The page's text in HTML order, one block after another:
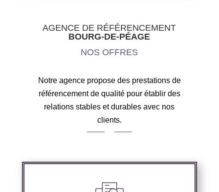
AGENCE DE RÉFÉRENCEMENT
BOURG-DE-PÉAGE
NOS OFFRES
Notre agence propose des prestations de
référencement de qualité pour établir des
relations stables et durables avec nos
clients.